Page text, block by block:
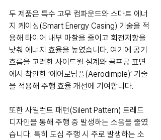
두 제품은 특수 고무 컴파운드와 스마트 에너
지 케이싱(Smart Energy Casing) 기술을 적
용해 타이어 내부 마찰을 줄이고 회전저항을
낮춰 에너지 효율을 높였습니다. 여기에 공기
흐름을 고려한 사이드월 설계와 골프공 표면
에서 착안한 ‘에어로딤플(Aerodimple)’ 기술
을 적용해 주행 효율 개선에 기여합니다.
또한 사일런트 패턴(Silent Pattern) 트레드
디자인을 통해 주행 중 발생하는 소음을 줄였
습니다. 특히 도심 주행 시 주로 발생하는 소